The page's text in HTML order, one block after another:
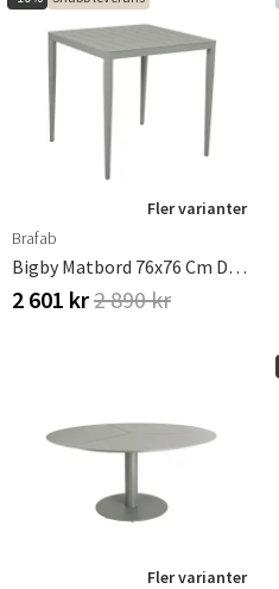
Fler varianter
Brafab
Bigby Matbord 76x76 Cm Dusty Green
2 601 kr2 890 kr
Fler varianter